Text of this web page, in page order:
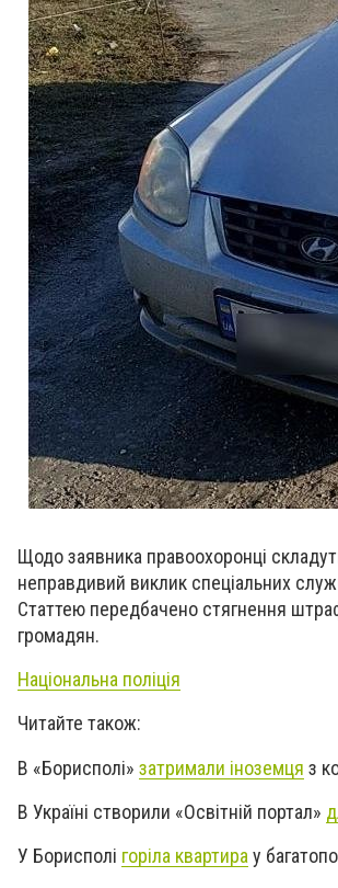
Щодо заявника правоохоронці
неправдивий виклик спеціальних
Статтею передбачено стягнення
громадян.
Національна поліція
Читайте також:
В «Борисполі» затримали іноземця з
В Україні створили «Освітній портал»
У Борисполі горіла квартира у